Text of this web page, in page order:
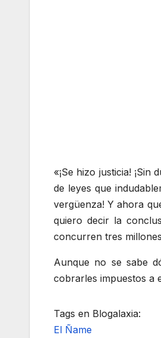
«¡Se hizo justicia!
de leyes que
vergüenza! Y ahora
quiero decir la
concurren tres
Aunque no se sabe
cobrarles impuestos a
Tags en Blogalaxia:
El Ñame